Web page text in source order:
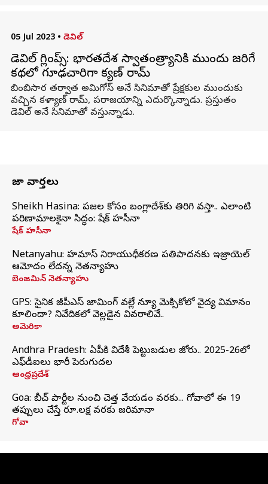
05 Jul 2023 • డెవిల్
డెవిల్ గ్లింప్స్: భారతదేశ స్వాతంత్ర్యానికి ముందు జరిగే
కథలో గూఢచారిగా కళ్యాణ్ రామ్
బింబిసార తర్వాత అమిగోస్ అనే సినిమాతో ప్రేక్షకుల ముందుకు
వచ్చిన కళ్యాణ్ రామ్, పరాజయాన్ని ఎదుర్కొన్నాడు. ప్రస్తుతం
డెవిల్ అనే సినిమాతో వస్తున్నాడు.
తాజా వార్తలు
Sheikh Hasina: ప్రజల కోసం బంగ్లాదేశ్‌కు తిరిగి వస్తా.. ఎలాంటి
పరిణామాలకైనా సిద్ధం: షేక్ హసీనా
షేక్ హసీనా
Netanyahu: హమాస్ నిరాయుధీకరణ ప్రతిపాదనకు ఇజ్రాయెల్
ఆమోదం లేదన్న నెతన్యాహు
బెంజమిన్ నెతన్యాహు
GPS: సైనిక జీపీఎస్ జామింగ్ వల్లే న్యూ మెక్సికోలో వైద్య విమానం
కూలిందా? నివేదికలో వెల్లడైన వివరాలివే..
అమెరికా
Andhra Pradesh: ఏపీకి విదేశీ పెట్టుబడుల జోరు.. 2025-26లో
ఎఫ్‌డీఐలు భారీ పెరుగుదల
ఆంధ్రప్రదేశ్
Goa: బీచ్ పార్టీల నుంచి చెత్త వేయడం వరకు... గోవాలో ఈ 19
తప్పులు చేస్తే రూ.లక్ష వరకు జరిమానా
గోవా